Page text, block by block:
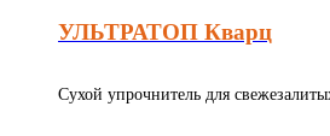
УЛЬТРАТОП Кварц
Сухой упрочнитель для